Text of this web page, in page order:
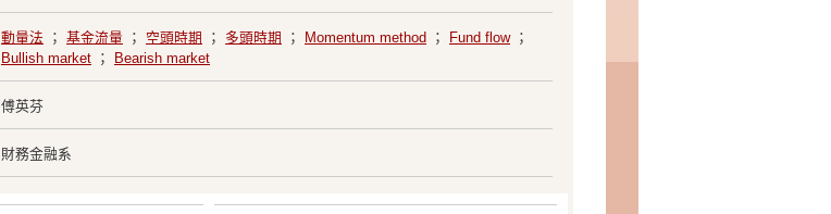
動量法 ； 基金流量 ； 空頭時期 ； 多頭時期 ； Momentum method ； Fund flow；
Bullish market ； Bearish market
傅英芬
財務金融系